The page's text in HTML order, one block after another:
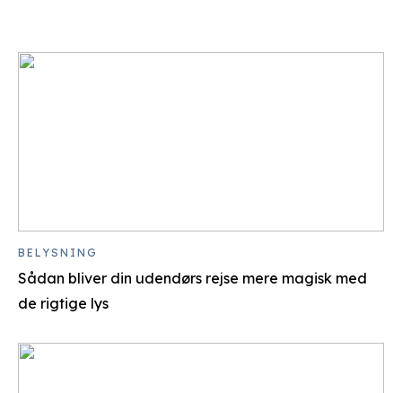
Sådan bliver din udendørs rejse mere magisk med
de rigtige lys
BELYSNING